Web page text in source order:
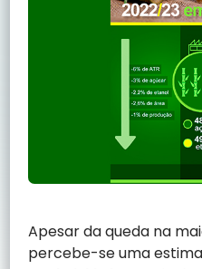
Apesar da queda na
percebe-se uma